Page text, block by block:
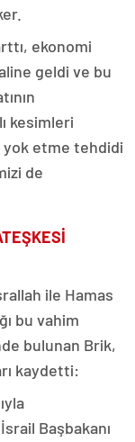
ekonomi
geldi ve bu
kesimleri
etme tehdidi
de
ile Hamas
bu vahim
bulunan Brik,
kaydetti:
Başbakanı